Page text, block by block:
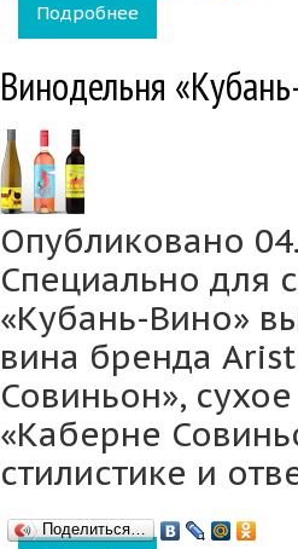
Подробнее
Винодельня
Опубликовано
Специально для
«Кубань-Вино»
вина бренда
Совиньон»,
«Каберне
стилистике и
Поделиться…